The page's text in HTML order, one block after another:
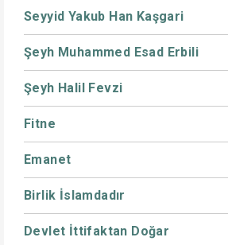
Seyyid Yakub Han Kaşgari
Şeyh Muhammed Esad Erbili
Şeyh Halil Fevzi
Fitne
Emanet
Birlik İslamdadır
Devlet İttifaktan Doğar